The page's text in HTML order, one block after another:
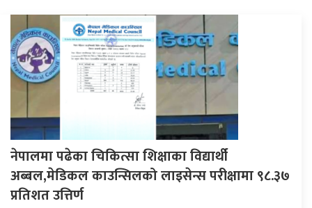
नेपालमा पढेका चिकित्सा शिक्षाका विद्यार्थी
अब्बल,मेडिकल काउन्सिलको लाइसेन्स परीक्षामा ९८.३७
प्रतिशत उत्तिर्ण